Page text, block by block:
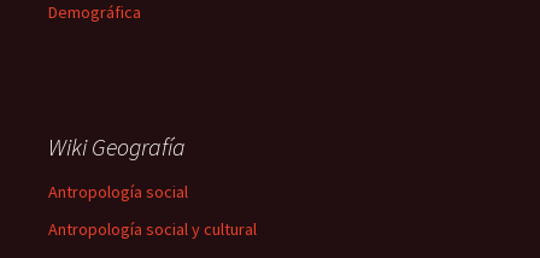
Demográfica
Wiki Geografía
Antropología social
Antropología social y cultural